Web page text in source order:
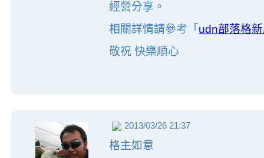
經營分享。
相關詳情請參考「 udn部落格
敬祝 快樂順心
2013/03/26 21:37
格主如意